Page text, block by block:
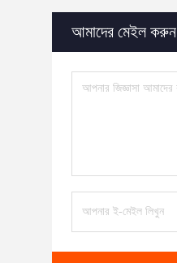
আমাদের মেইল করুন